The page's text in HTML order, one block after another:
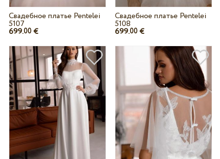
Свадебное платье Pentelei
5107
699.00€
Свадебное платье Pentelei
5108
699.00 €